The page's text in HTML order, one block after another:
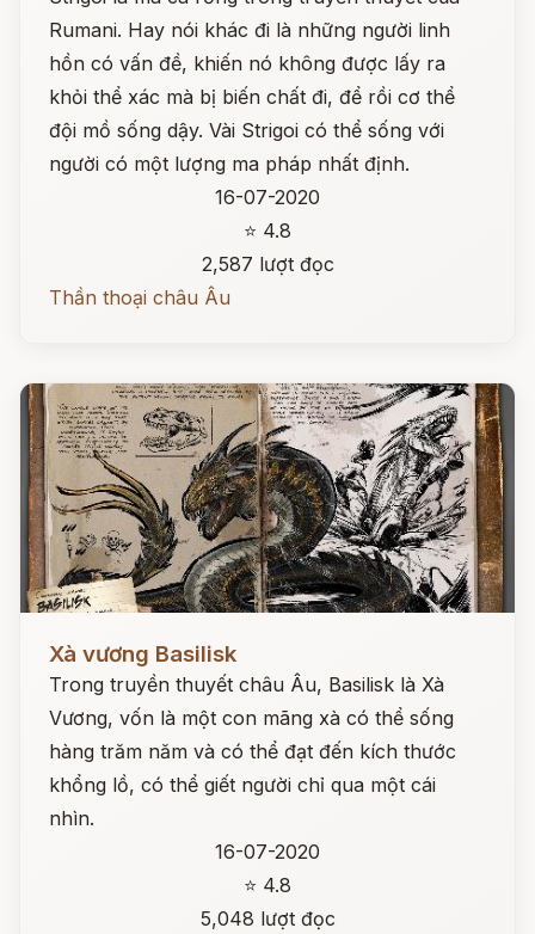
Rumani. Hay nói khác đi là những người linh
hồn có vấn đề, khiến nó không được lấy ra
khỏi thể xác mà bị biến chất đi, để rồi cơ thể
đội mồ sống dậy. Vài Strigoi có thể sống với
người có một lượng ma pháp nhất định.
16-07-2020
⭐ 4.8
2,587 lượt đọc
Thần thoại châu Âu
Xà vương Basilisk
Trong truyền thuyết châu Âu, Basilisk là Xà
Vương, vốn là một con mãng xà có thể sống
hàng trăm năm và có thể đạt đến kích thước
khổng lồ, có thể giết người chỉ qua một cái
nhìn.
16-07-2020
⭐ 4.8
5,048 lượt đọc